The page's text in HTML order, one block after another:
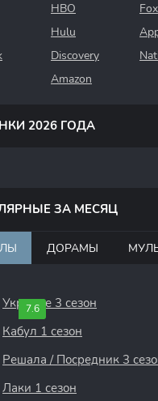
HBO
Fox
Hulu
Discovery
Amazon
2026 ГОДА
ЗА МЕСЯЦ
ДОРАМЫ
7.6
Укрытие 3 сезон
Кабул 1 сезон
Решала / Посредник 3
Лаки 1 сезон